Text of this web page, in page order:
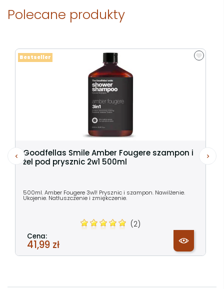
Polecane produkty
Goodfellas Smile Amber Fougere szampon i
żel pod prysznic 2w1 500ml
500ml. Amber Fougere 3w1! Prysznic i szampon. Nawilżenie.
Ukojenie. Natłuszczenie i zmiękczenie.
(2)
Cena:
41,99 zł
Bestseller